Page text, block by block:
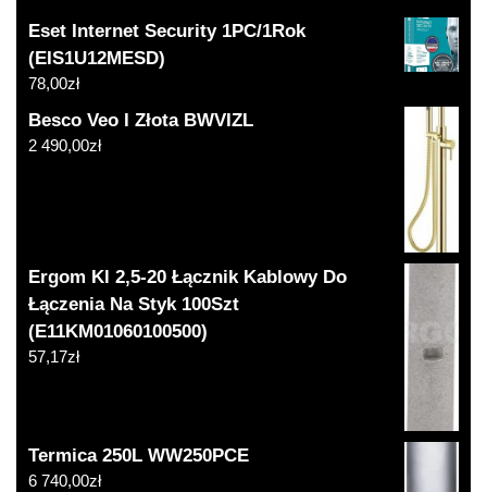
Eset Internet Security 1PC/1Rok
(EIS1U12MESD)
78,00zł
Besco Veo I Złota BWVIZL
2 490,00zł
Ergom Kl 2,5-20 Łącznik Kablowy Do
Łączenia Na Styk 100Szt
(E11KM01060100500)
57,17zł
Termica 250L WW250PCE
6 740,00zł